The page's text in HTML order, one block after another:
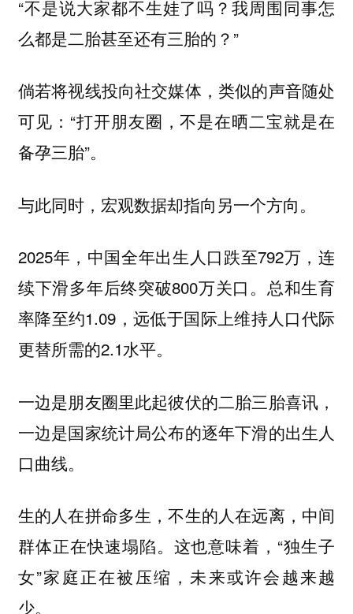
“不是说大家都不生娃了吗？我周围同事怎
么都是二胎甚至还有三胎的？”
倘若将视线投向社交媒体，类似的声音随处
可见：“打开朋友圈，不是在晒二宝就是在
备孕三胎”。
与此同时，宏观数据却指向另一个方向。
2025年，中国全年出生人口跌至792万，连
续下滑多年后终突破800万关口。总和生育
率降至约1.09，远低于国际上维持人口代际
更替所需的2.1水平。
一边是朋友圈里此起彼伏的二胎三胎喜讯，
一边是国家统计局公布的逐年下滑的出生人
口曲线。
生的人在拼命多生，不生的人在远离，中间
群体正在快速塌陷。这也意味着，“独生子
女”家庭正在被压缩，未来或许会越来越
少。